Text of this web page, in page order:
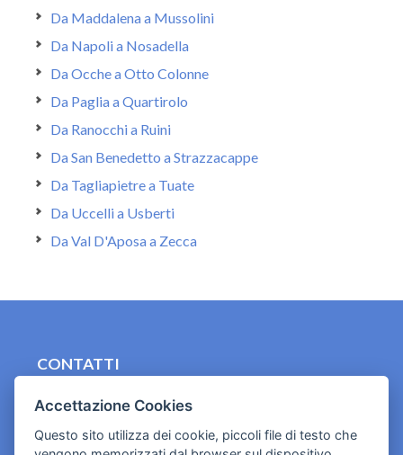
Da Maddalena a Mussolini
Da Napoli a Nosadella
Da Ocche a Otto Colonne
Da Paglia a Quartirolo
Da Ranocchi a Ruini
Da San Benedetto a Strazzacappe
Da Tagliapietre a Tuate
Da Uccelli a Usberti
Da Val D'Aposa a Zecca
CONTATTI
Cookies e informativa privacy
Accettazione Cookies
Questo sito utilizza dei cookie, piccoli file di testo che